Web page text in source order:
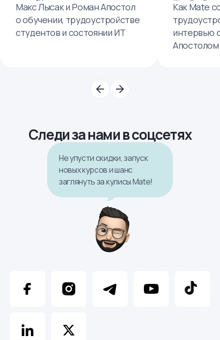
Макс Лысак и Роман Апостол
о обучении, трудоустройстве
студентов и состоянии ИТ
Как Mate
интервью
Апостолом
Следи за нами в соцсетях
Не упусти скидки, запуск
новых курсов и шанс
заглянуть за кулисы Mate!